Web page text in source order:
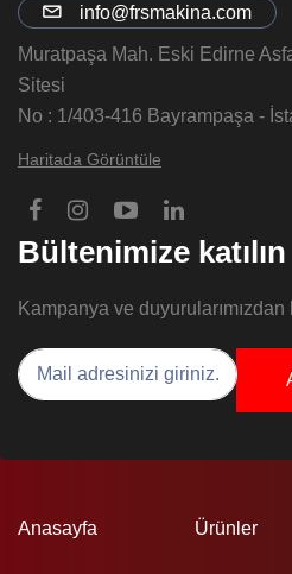
info@frsmakina.com
Muratpaşa Mah. Eski Edirne
Sitesi
No : 1/403-416 Bayrampaşa -
Haritada Görüntüle
Bültenimize katılın
Kampanya ve
Anasayfa Ürünler